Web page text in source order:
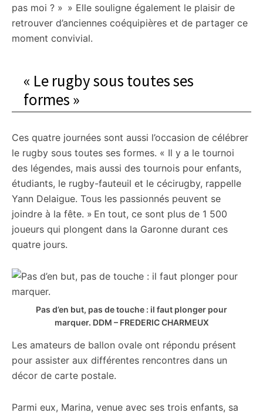
pas moi ? » » Elle souligne également le plaisir de
retrouver d’anciennes coéquipières et de partager ce
moment convivial.
« Le rugby sous toutes ses
formes »
Ces quatre journées sont aussi l’occasion de célébrer
le rugby sous toutes ses formes. « Il y a le tournoi
des légendes, mais aussi des tournois pour enfants,
étudiants, le rugby-fauteuil et le cécirugby, rappelle
Yann Delaigue. Tous les passionnés peuvent se
joindre à la fête. » En tout, ce sont plus de 1 500
joueurs qui plongent dans la Garonne durant ces
quatre jours.
Pas d’en but, pas de touche : il faut plonger pour
marquer. DDM – FREDERIC CHARMEUX
Les amateurs de ballon ovale ont répondu présent
pour assister aux différentes rencontres dans un
décor de carte postale.
Parmi eux, Marina, venue avec ses trois enfants, sa